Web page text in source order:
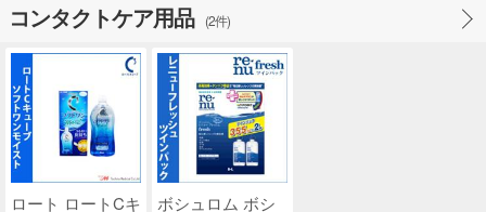
コンタクトケア用品 (2件)
ロート ロートCキ
ボシュロム ボシ